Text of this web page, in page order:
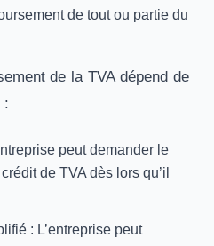
de tout ou partie du
de la TVA dépend de
:
peut demander le
de TVA dès lors qu’il
: L’entreprise peut